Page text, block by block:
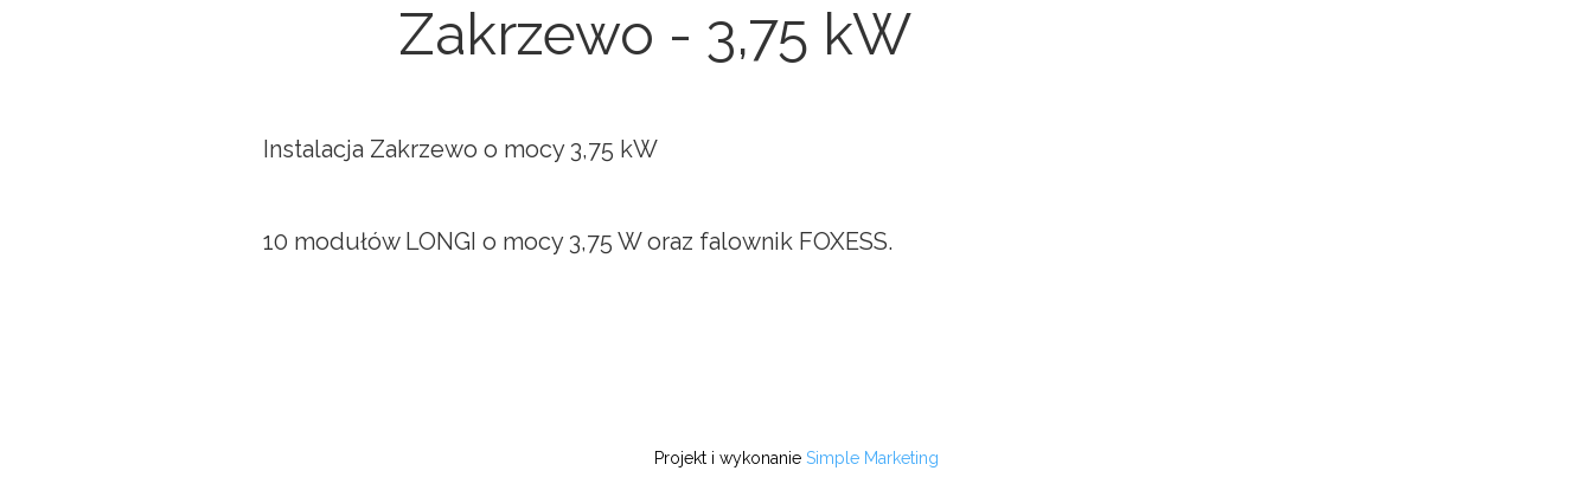
Zakrzewo - 3,75 kW
Instalacja Zakrzewo o mocy 3,75 kW
10 modułów LONGI o mocy 3,75 W oraz falownik FOXESS.
Projekt i wykonanie Simple Marketing